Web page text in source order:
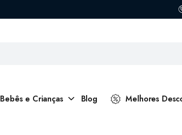
Bebês e Crianças Blog Melhores